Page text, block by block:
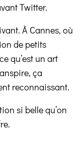
Twitter.
À Cannes, où
de petits
qu’est un art
ça
reconnaissant.
si belle qu’on